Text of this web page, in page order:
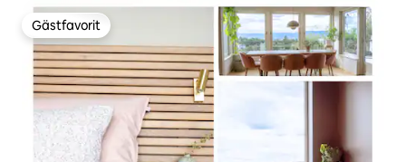
Gästfavorit
Gästfavorit